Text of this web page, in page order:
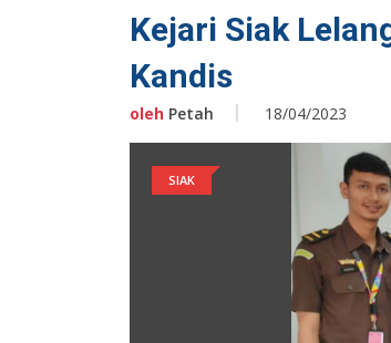
Kejari Siak
Kandis
oleh Petah 18/04/2023
SIAK